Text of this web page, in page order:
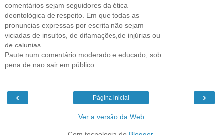
comentários sejam seguidores da ética
deontológica de respeito. Em que todas as
pronuncias expressas por escrita não sejam
viciadas de insultos, de difamações,de injúrias ou
de calunias.
Paute num comentário moderado e educado, sob
pena de nao sair em público
‹ ›
Página inicial
Ver a versão da Web